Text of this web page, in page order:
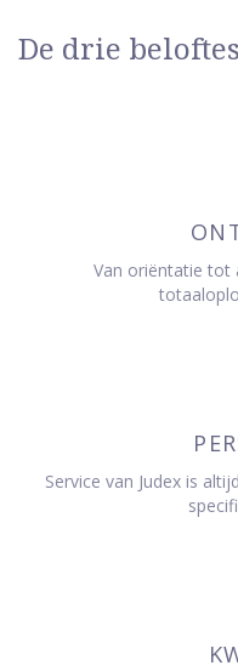
De drie
Van oriëntatie tot
Service van Judex is